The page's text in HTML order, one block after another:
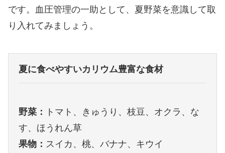
です。血圧管理の一助として、夏野菜を意識して取
り入れてみましょう。
夏に食べやすいカリウム豊富な食材
野菜： トマト、きゅうり、枝豆、オクラ、な
す、ほうれん草
果物： スイカ、桃、バナナ、キウイ